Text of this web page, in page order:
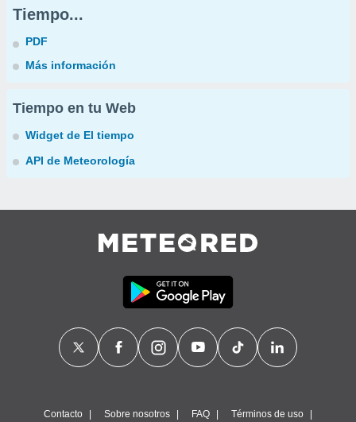
Tiempo...
PDF
Más información
Tiempo en tu Web
Widget de El tiempo
API de Meteorología
Contacto Sobre nosotros FAQ Términos de uso